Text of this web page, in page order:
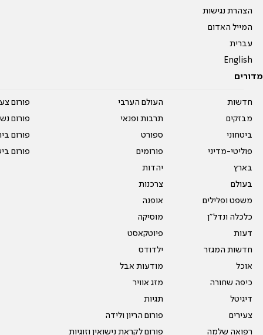
הצהרת נגישות
המייל האדום
עברית
English
מדורים
חדשות
מבזקים
ביטחוני
פוליטי-מדיני
בארץ
בעולם
משפט ופלילים
כלכלה ונדל"ן
דעות
חדשות המגזר
אוכל
כיפה שחורה
דיגיטל
צעירים
רפואה שלמה
העולם הערבי
תרבות ופנאי
ספורט
פורומים
יהדות
צרכנות
אופנה
מוסיקה
פיוטקאסט
ילדודס
מודעות אבל
מזג אוויר
תגיות
פורום הריון ולידה
פורום לקראת נישואין וזוגיות
פורום
פורום
פורום
פורום